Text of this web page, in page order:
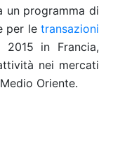
un programma di
per le transazioni
2015 in Francia,
nei mercati
Oriente.